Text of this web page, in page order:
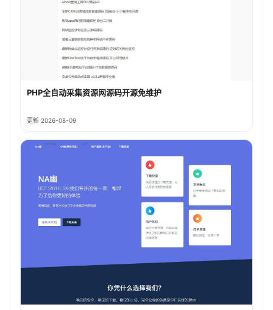
PHP全自动采集资源网源码开源免维护
更新 2026-08-09